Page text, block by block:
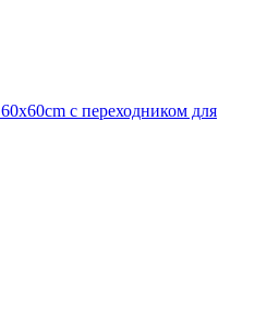
с переходником для